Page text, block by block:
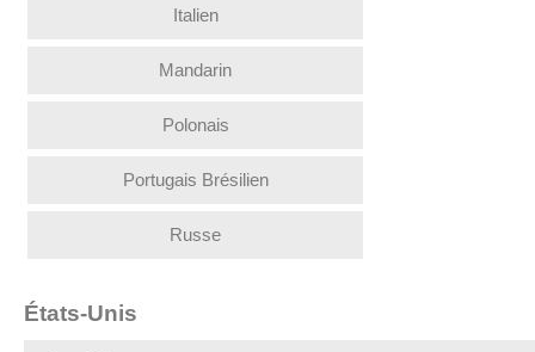
Italien
Mandarin
Polonais
Portugais Brésilien
Russe
États-Unis